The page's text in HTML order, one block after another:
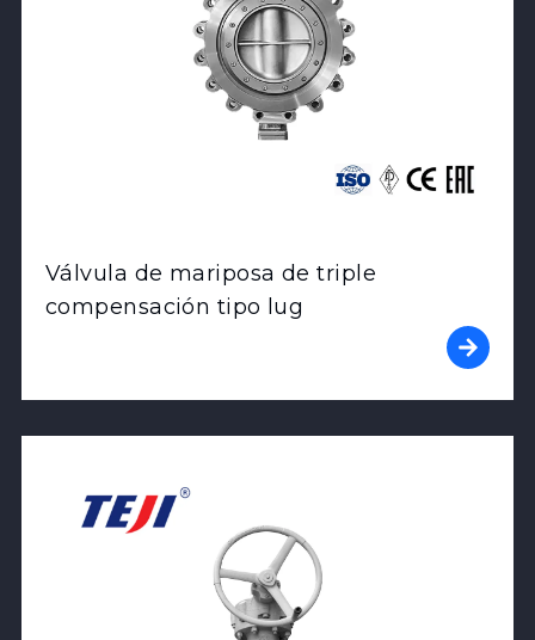
Válvula de mariposa de triple
compensación tipo lug